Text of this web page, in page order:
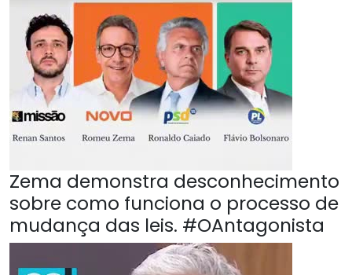
Zema demonstra desconhecimento
sobre como funciona o processo de
mudança das leis. #OAntagonista